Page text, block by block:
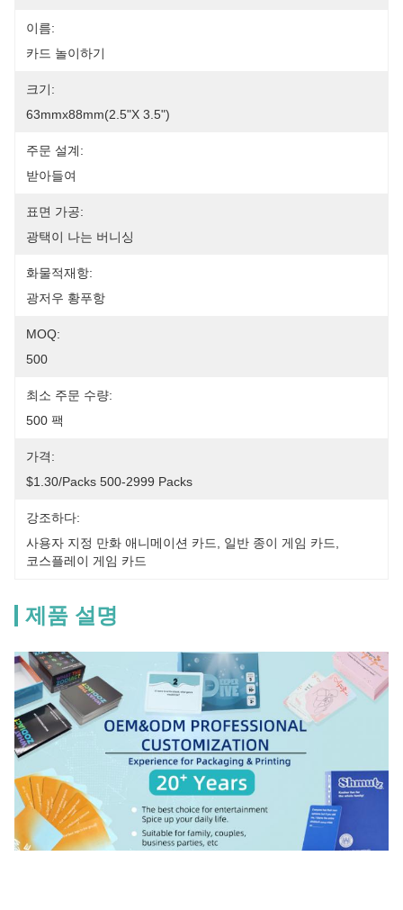
이름:
카드 놀이하기
크기:
63mmx88mm(2.5"x 3.5")
주문 설계:
받아들여
표면 가공:
광택이 나는 버니싱
화물적재항:
광저우 황푸항
MOQ:
500
최소 주문 수량:
500 팩
가격:
$1.30/packs 500-2999 Packs
강조하다:
사용자 지정 만화 애니메이션 카드
일반 종이 게임 카드
코스플레이 게임 카드
제품 설명